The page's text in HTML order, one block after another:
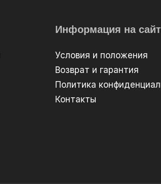
Информация на
Условия и положения
Возврат и гарантия
Политика
Контакты